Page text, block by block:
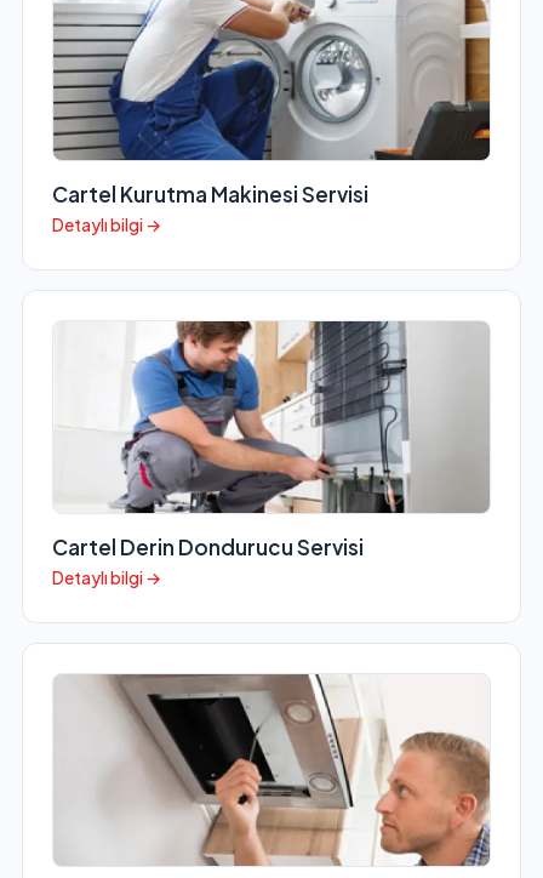
Cartel Kurutma Makinesi Servisi
Detaylı bilgi →
Cartel Derin Dondurucu Servisi
Detaylı bilgi →